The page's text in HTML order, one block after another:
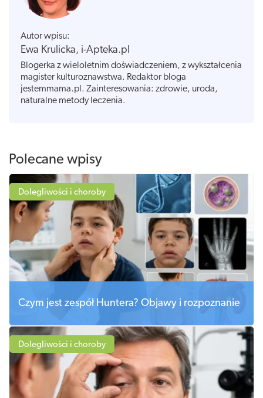
Autor wpisu:
Ewa Krulicka, i-Apteka.pl
Blogerka z wieloletnim doświadczeniem, z wykształcenia
magister kulturoznawstwa. Redaktor bloga
jestemmama.pl. Zainteresowania: zdrowie, uroda,
naturalne metody leczenia.
Polecane wpisy
Dolegliwości i choroby
Czym jest zespół Huntera? Objawy i rozpoznanie
Dolegliwości i choroby